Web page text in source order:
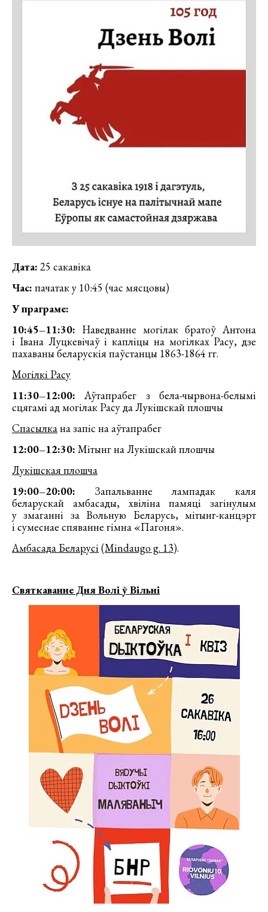
Дата: 25 сакавіка
Час: пачатак у 10:45 (час мясцовы)
У праграме:
10:45–11:30: Наведванне могілак братоў Антона
і Івана Луцкевічаў і капліцы на могілках Расу, дзе
пахаваны беларускія паўстанцы 1863-1864 гг.
Могілкі Расу
11:30–12:00: Аўтапрабег з бела-чырвона-белымі
сцягамі ад могілак Расу да Лукішскай плошчы
Спасылкана запіс на аўтапрабег
12:00–12:30: Мітынг на Лукішскай плошчы
Лукішская плошча
19:00–20:00: Запальванне лампадак каля
беларускай амбасады, хвіліна памяці загінулым
у змаганні за Вольную Беларусь, мітынг-канцэрт
і сумеснае спяванне гімна «Пагоня».
Амбасада Беларусі (Mindaugo g. 13).
Святкаванне Дня Волі ў Вільні